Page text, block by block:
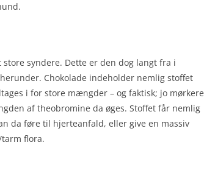
syndere. Dette er den dog langt fra i
Chokolade indeholder nemlig stoffet
i for store mængder – og faktisk; jo mørkere
af theobromine da øges. Stoffet får nemlig
da føre til hjerteanfald, eller give en massiv
flora.